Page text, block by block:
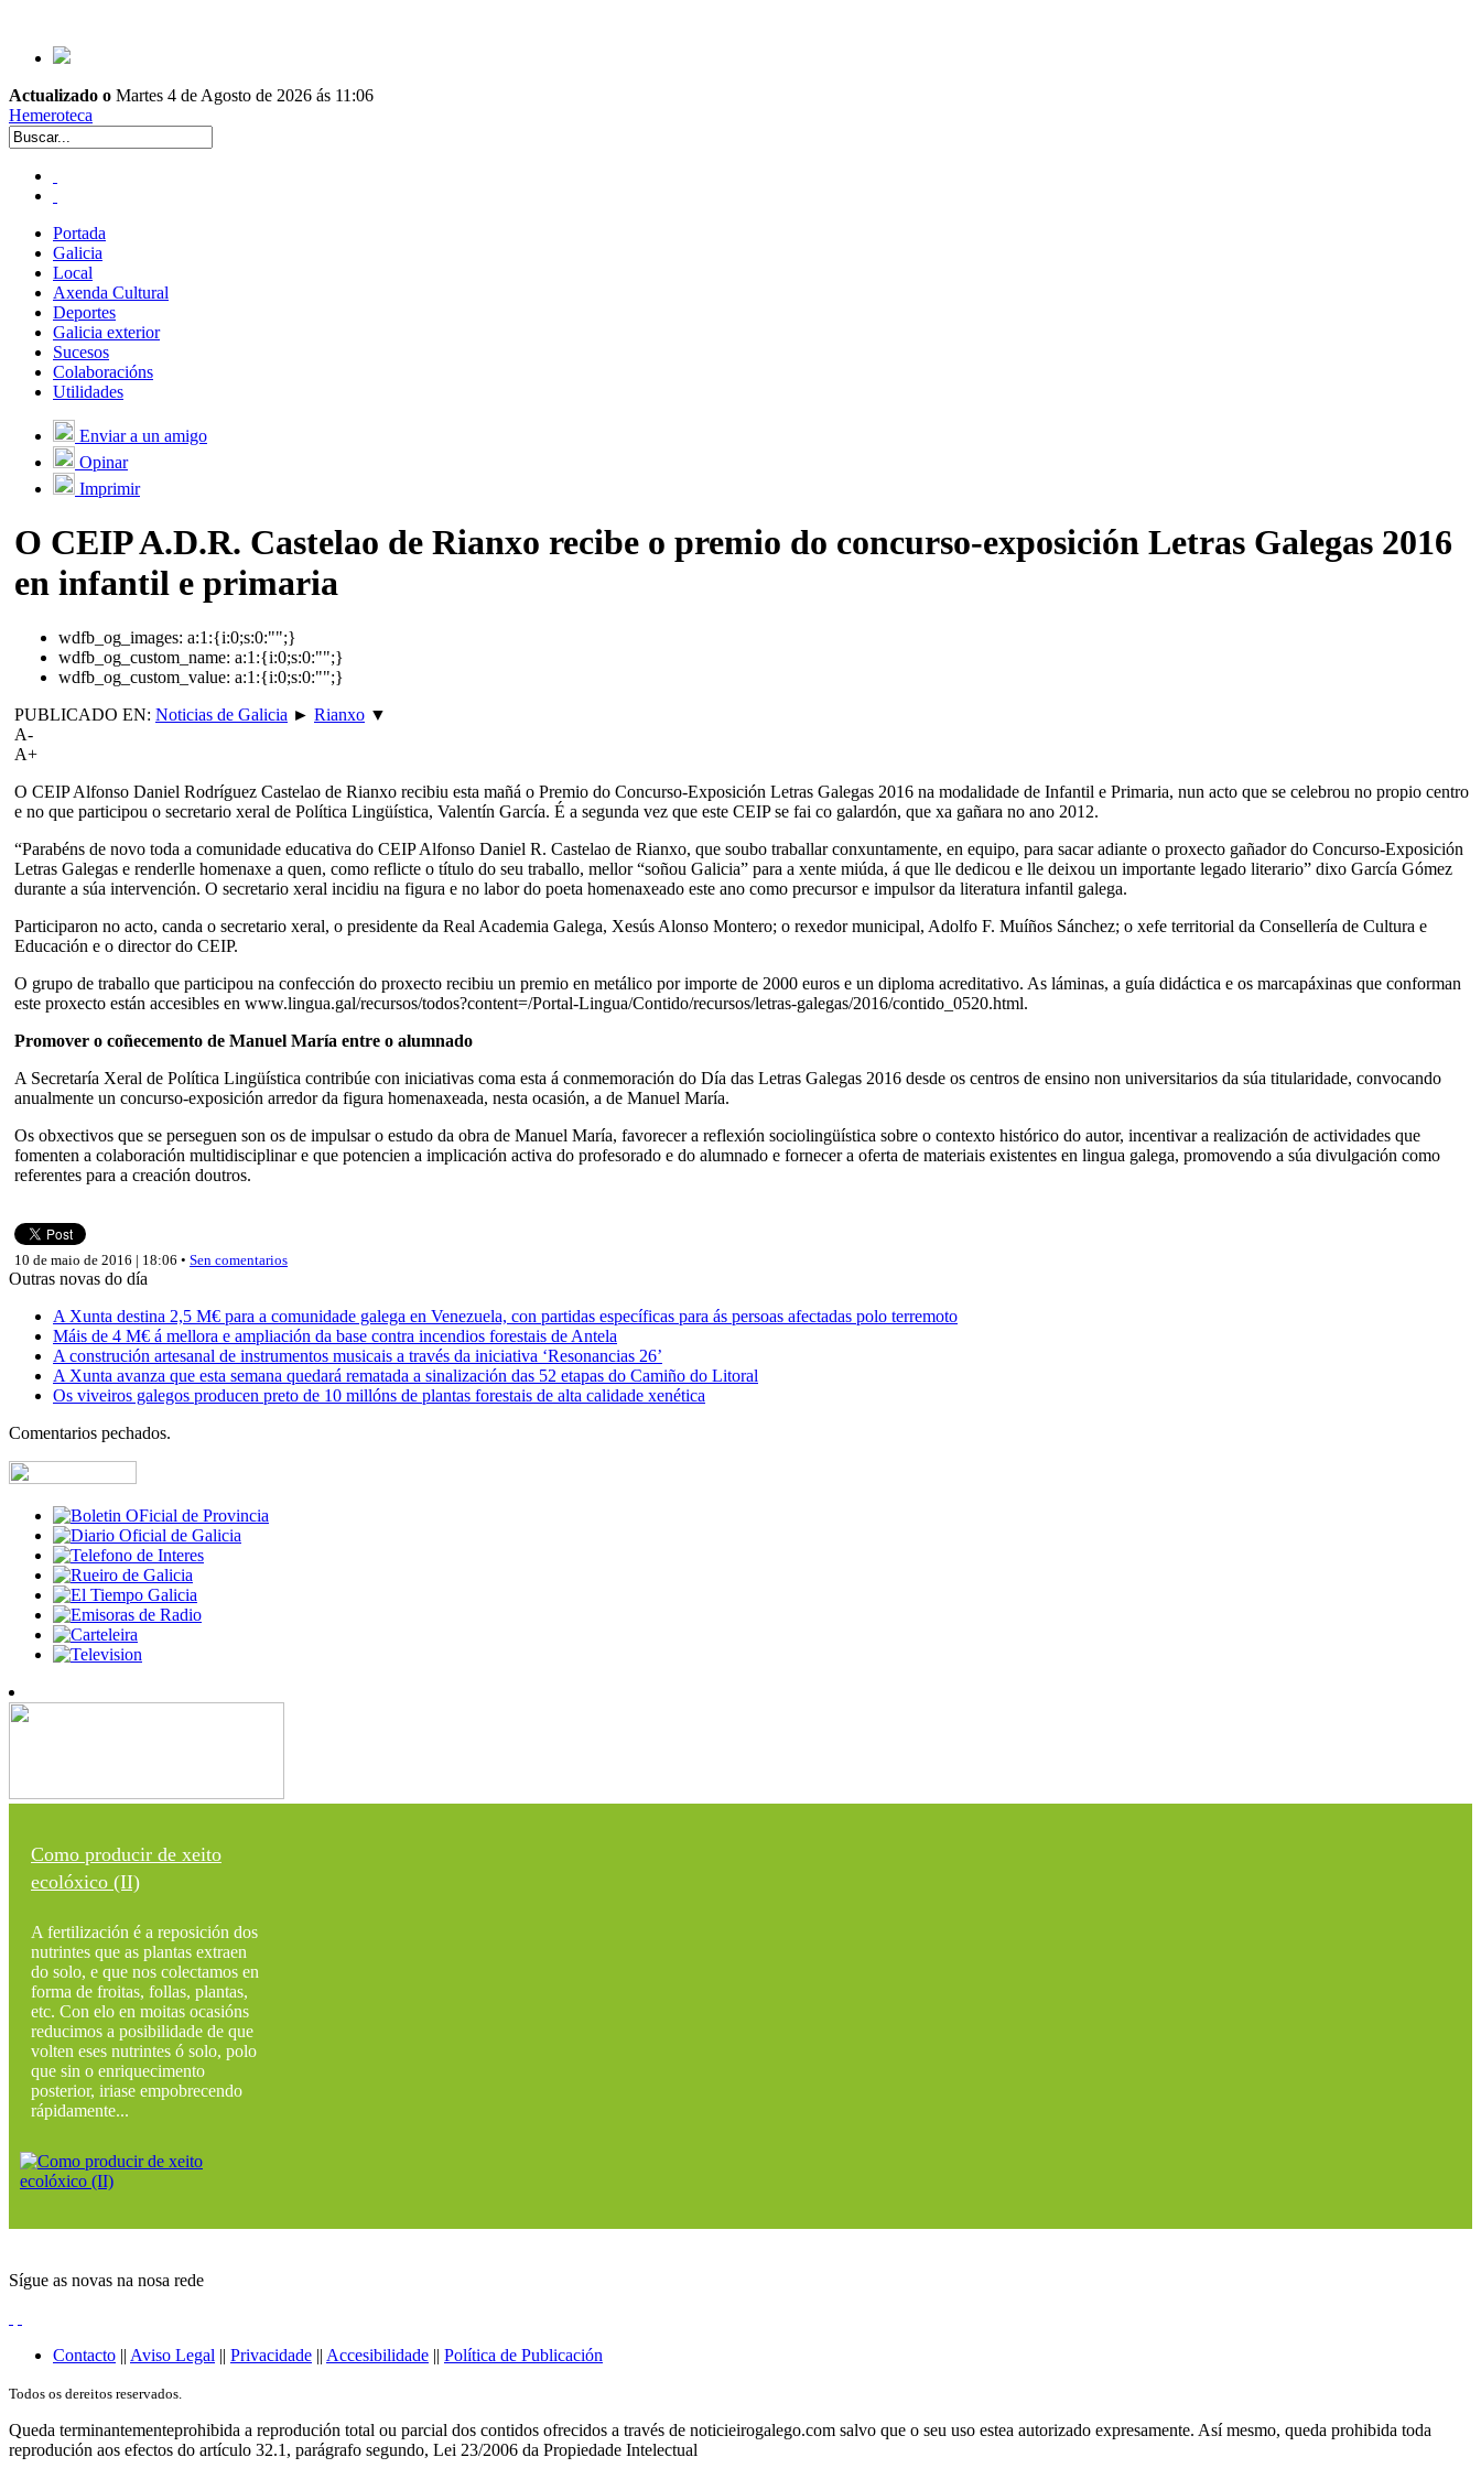
Actualizado o Martes 4 de Agosto de 2026 ás 11:06
Hemeroteca
Portada
Galicia
Local
Axenda Cultural
Deportes
Galicia exterior
Sucesos
Colaboracións
Utilidades
Enviar a un amigo
Opinar
Imprimir
O CEIP A.D.R. Castelao de Rianxo recibe o premio do concurso-exposición Letras Galegas 2016
en infantil e primaria
wdfb_og_images: a:1:{i:0;s:0:"";}
wdfb_og_custom_name: a:1:{i:0;s:0:"";}
wdfb_og_custom_value: a:1:{i:0;s:0:"";}
PUBLICADO EN: Noticias de Galicia ► Rianxo ▼
A-
A+
O CEIP Alfonso Daniel Rodríguez Castelao de Rianxo recibiu esta mañá o Premio do Concurso-Exposición Letras Galegas 2016 na modalidade de Infantil e Primaria, nun acto que se celebrou no propio centro
e no que participou o secretario xeral de Política Lingüística, Valentín García. É a segunda vez que este CEIP se fai co galardón, que xa gañara no ano 2012.
“Parabéns de novo toda a comunidade educativa do CEIP Alfonso Daniel R. Castelao de Rianxo, que soubo traballar conxuntamente, en equipo, para sacar adiante o proxecto gañador do Concurso-Exposición
Letras Galegas e renderlle homenaxe a quen, como reflicte o título do seu traballo, mellor “soñou Galicia” para a xente miúda, á que lle dedicou e lle deixou un importante legado literario” dixo García Gómez
durante a súa intervención. O secretario xeral incidiu na figura e no labor do poeta homenaxeado este ano como precursor e impulsor da literatura infantil galega.
Participaron no acto, canda o secretario xeral, o presidente da Real Academia Galega, Xesús Alonso Montero; o rexedor municipal, Adolfo F. Muíños Sánchez; o xefe territorial da Consellería de Cultura e
Educación e o director do CEIP.
O grupo de traballo que participou na confección do proxecto recibiu un premio en metálico por importe de 2000 euros e un diploma acreditativo. As láminas, a guía didáctica e os marcapáxinas que conforman
este proxecto están accesibles en www.lingua.gal/recursos/todos?content=/Portal-Lingua/Contido/recursos/letras-galegas/2016/contido_0520.html.
Promover o coñecemento de Manuel María entre o alumnado
A Secretaría Xeral de Política Lingüística contribúe con iniciativas coma esta á conmemoración do Día das Letras Galegas 2016 desde os centros de ensino non universitarios da súa titularidade, convocando
anualmente un concurso-exposición arredor da figura homenaxeada, nesta ocasión, a de Manuel María.
Os obxectivos que se perseguen son os de impulsar o estudo da obra de Manuel María, favorecer a reflexión sociolingüística sobre o contexto histórico do autor, incentivar a realización de actividades que
fomenten a colaboración multidisciplinar e que potencien a implicación activa do profesorado e do alumnado e fornecer a oferta de materiais existentes en lingua galega, promovendo a súa divulgación como
referentes para a creación doutros.
10 de maio de 2016 | 18:06 • Sen comentarios
Outras novas do día
A Xunta destina 2,5 M€ para a comunidade galega en Venezuela, con partidas específicas para ás persoas afectadas polo terremoto
Máis de 4 M€ á mellora e ampliación da base contra incendios forestais de Antela
A construción artesanal de instrumentos musicais a través da iniciativa ‘Resonancias 26’
A Xunta avanza que esta semana quedará rematada a sinalización das 52 etapas do Camiño do Litoral
Os viveiros galegos producen preto de 10 millóns de plantas forestais de alta calidade xenética
Comentarios pechados.
Como producir de xeito
ecolóxico (II)
A fertilización é a reposición dos
nutrintes que as plantas extraen
do solo, e que nos colectamos en
forma de froitas, follas, plantas,
etc. Con elo en moitas ocasións
reducimos a posibilidade de que
volten eses nutrintes ó solo, polo
que sin o enriquecimento
posterior, iriase empobrecendo
rápidamente...
Sígue as novas na nosa rede
Contacto || Aviso Legal || Privacidade || Accesibilidade || Política de Publicación
Todos os dereitos reservados.
Queda terminantementeprohibida a reprodución total ou parcial dos contidos ofrecidos a través de noticieirogalego.com salvo que o seu uso estea autorizado expresamente. Así mesmo, queda prohibida toda
reprodución aos efectos do artículo 32.1, parágrafo segundo, Lei 23/2006 da Propiedade Intelectual